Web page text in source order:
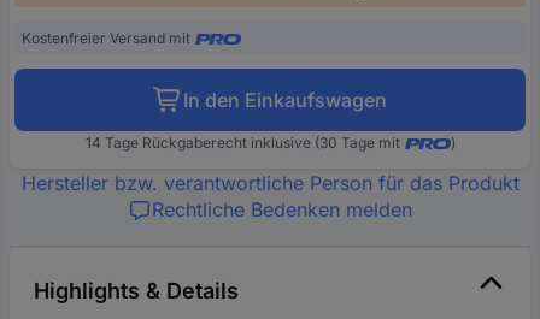
Kostenfreier Versand mit
In den Einkaufswagen
14 Tage Rückgaberecht inklusive (30 Tage mit )
Hersteller bzw. verantwortliche Person für das Produkt
Rechtliche Bedenken melden
Highlights & Details